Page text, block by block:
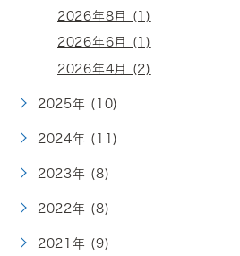
2026年8月 (1)
2026年6月 (1)
2026年4月 (2)
2025年 (10)
2024年 (11)
2023年 (8)
2022年 (8)
2021年 (9)